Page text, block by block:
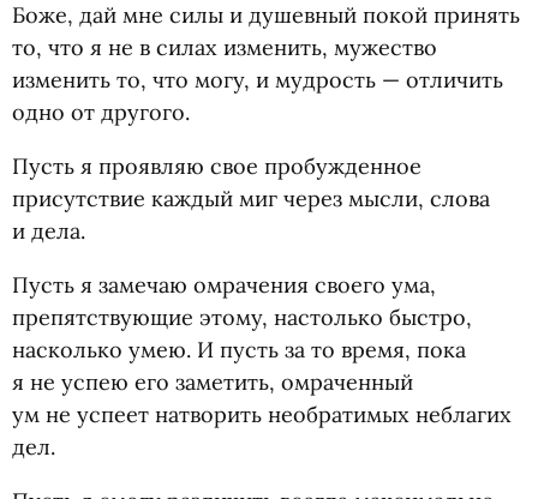
Боже, дай мне силы и душевный покой принять
то, что я не в силах изменить, мужество
изменить то, что могу, и мудрость — отличить
одно от другого.
Пусть я проявляю свое пробужденное
присутствие каждый миг через мысли, слова
и дела.
Пусть я замечаю омрачения своего ума,
препятствующие этому, настолько быстро,
насколько умею. И пусть за то время, пока
я не успею его заметить, омраченный
ум не успеет натворить необратимых неблагих
дел.